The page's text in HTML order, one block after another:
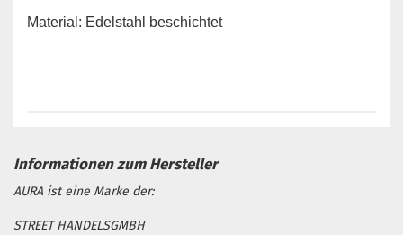
Material: Edelstahl beschichtet
AURA ist eine Marke der:
STREET HANDELSGMBH